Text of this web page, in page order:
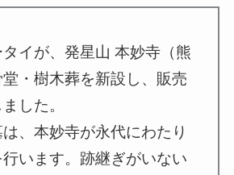
イが、発星山 本妙寺（熊
・樹木葬を新設し、販売
した。
、本妙寺が永代にわたり
います。跡継ぎがいない